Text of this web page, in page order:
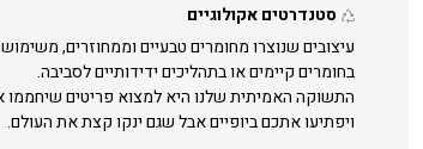
סטנדרטים אקולוגיים
עיצובים שנוצרו מחומרים טבעיים וממחוזרים,
בחומרים קיימים או בתהליכים ידידותיים לסביבה.
התשוקה האמיתית שלנו היא למצוא פריטים שיחממו
ויפתיעו אתכם ביופיים אבל שגם ינקו קצת את העולם.